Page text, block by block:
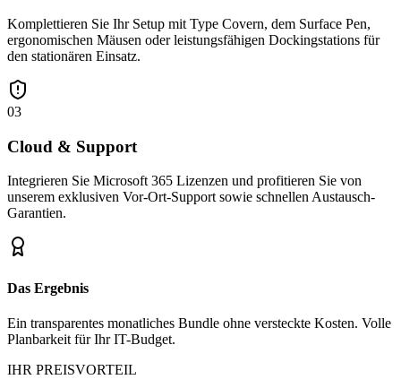
Komplettieren Sie Ihr Setup mit Type Covern, dem Surface Pen,
ergonomischen Mäusen oder leistungsfähigen Dockingstations für
den stationären Einsatz.
03
Cloud & Support
Integrieren Sie Microsoft 365 Lizenzen und profitieren Sie von
unserem exklusiven Vor-Ort-Support sowie schnellen Austausch-
Garantien.
Das Ergebnis
Ein transparentes monatliches Bundle ohne versteckte Kosten. Volle
Planbarkeit für Ihr IT-Budget.
IHR PREISVORTEIL